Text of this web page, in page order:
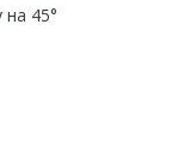
45°